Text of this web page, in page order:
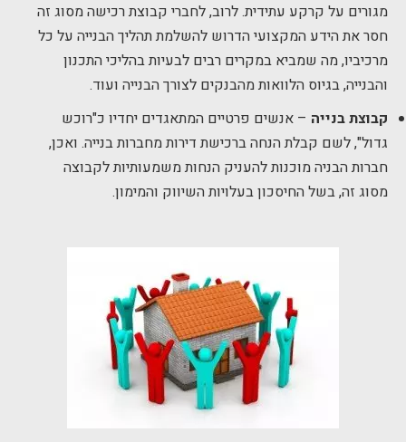
מגורים על קרקע עתידית. לרוב, לחברי קבוצת רכישה מסוג זה
חסר את הידע המקצועי הדרוש להשלמת תהליך הבנייה על כל
מרכיביו, מה שמביא במקרים רבים לבעיות בהליכי התכנון
והבנייה, בגיוס הלוואות מהבנקים לצורך הבנייה ועוד.
קבוצת בנייה – אנשים פרטיים המתאגדים יחדיו כ"רוכש
גדול", לשם קבלת הנחה ברכישת דירות מחברות בנייה. ואכן,
חברות הבניה מוכנות להעניק הנחות משמעותיות לקבוצה
מסוג זה, בשל החיסכון בעלויות השיווק והמימון.